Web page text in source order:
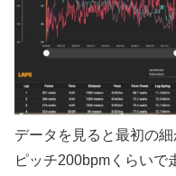
データを見ると最初の
ピッチ200bpmくらいで